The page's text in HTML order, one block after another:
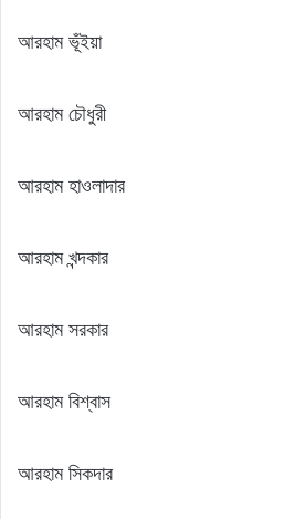
আরহাম ভূঁইয়া
আরহাম চৌধুরী
আরহাম হাওলাদার
আরহাম খন্দকার
আরহাম সরকার
আরহাম বিশ্বাস
আরহাম সিকদার